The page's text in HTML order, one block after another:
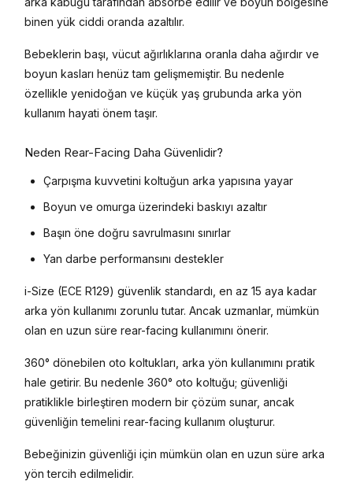
binen yük ciddi oranda azaltılır.
Bebeklerin başı, vücut ağırlıklarına oranla daha ağırdır ve
boyun kasları henüz tam gelişmemiştir. Bu nedenle
özellikle yenidoğan ve küçük yaş grubunda arka yön
kullanım hayati önem taşır.
Neden Rear-Facing Daha Güvenlidir?
Çarpışma kuvvetini koltuğun arka yapısına yayar
Boyun ve omurga üzerindeki baskıyı azaltır
Başın öne doğru savrulmasını sınırlar
Yan darbe performansını destekler
i-Size (ECE R129) güvenlik standardı, en az 15 aya kadar
arka yön kullanımı zorunlu tutar. Ancak uzmanlar, mümkün
olan en uzun süre rear-facing kullanımını önerir.
360° dönebilen oto koltukları, arka yön kullanımını pratik
hale getirir. Bu nedenle 360° oto koltuğu; güvenliği
pratiklikle birleştiren modern bir çözüm sunar, ancak
güvenliğin temelini rear-facing kullanım oluşturur.
Bebeğinizin güvenliği için mümkün olan en uzun süre arka
yön tercih edilmelidir.